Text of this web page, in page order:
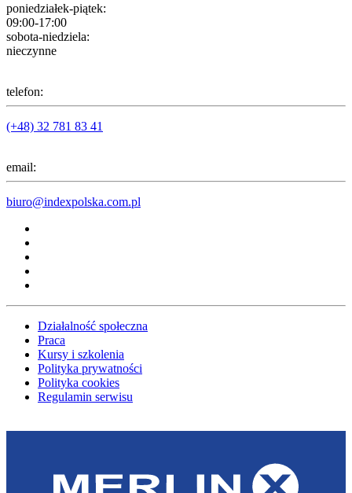
poniedziałek-piątek:
09:00-17:00
sobota-niedziela:
nieczynne
telefon:
(+48) 32 781 83 41
email:
biuro@indexpolska.com.pl
Działalność społeczna
Praca
Kursy i szkolenia
Polityka prywatności
Polityka cookies
Regulamin serwisu